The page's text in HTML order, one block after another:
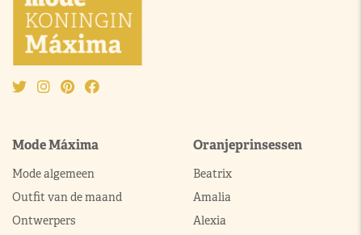
Mode Máxima
Mode algemeen
Outfit van de maand
Ontwerpers
Oranjeprinsessen
Beatrix
Amalia
Alexia